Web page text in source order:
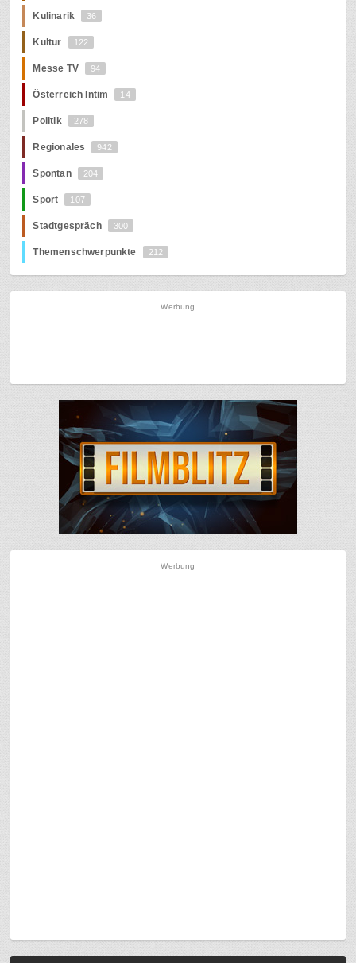
Kulinarik 36
Kultur 122
Messe TV 94
Österreich Intim 14
Politik 278
Regionales 942
Spontan 204
Sport 107
Stadtgespräch 300
Themenschwerpunkte 212
Werbung
Werbung